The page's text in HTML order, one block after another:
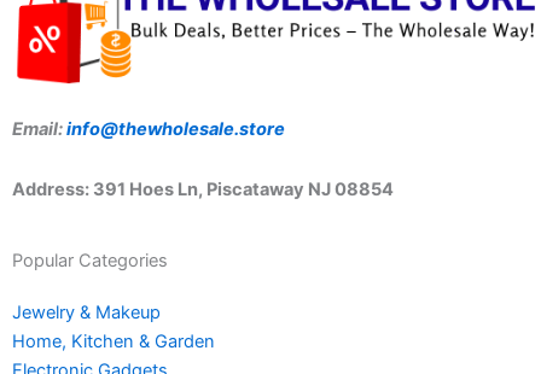
Email:info@thewholesale.store
Address: 391 Hoes Ln, Piscataway NJ 08854
Popular Categories
Jewelry & Makeup
Home, Kitchen & Garden